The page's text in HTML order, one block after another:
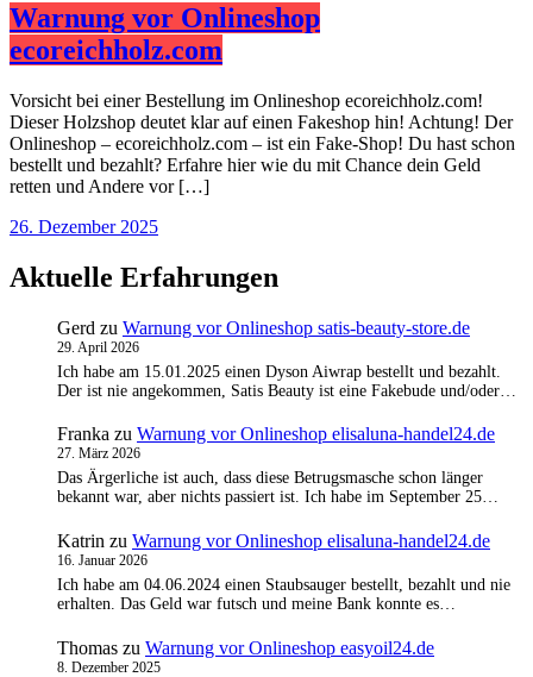
Warnung vor Onlineshop
ecoreichholz.com
Vorsicht bei einer Bestellung im Onlineshop ecoreichholz.com!
Dieser Holzshop deutet klar auf einen Fakeshop hin! Achtung! Der
Onlineshop – ecoreichholz.com – ist ein Fake-Shop! Du hast schon
bestellt und bezahlt? Erfahre hier wie du mit Chance dein Geld
retten und Andere vor […]
26. Dezember 2025
Aktuelle Erfahrungen
Gerd zu Warnung vor Onlineshop satis-beauty-store.de
29. April 2026
Ich habe am 15.01.2025 einen Dyson Aiwrap bestellt und bezahlt.
Der ist nie angekommen, Satis Beauty ist eine Fakebude und/oder…
Franka zu Warnung vor Onlineshop elisaluna-handel24.de
27. März 2026
Das Ärgerliche ist auch, dass diese Betrugsmasche schon länger
bekannt war, aber nichts passiert ist. Ich habe im September 25…
Katrin zu Warnung vor Onlineshop elisaluna-handel24.de
16. Januar 2026
Ich habe am 04.06.2024 einen Staubsauger bestellt, bezahlt und nie
erhalten. Das Geld war futsch und meine Bank konnte es…
Thomas zu Warnung vor Onlineshop easyoil24.de
8. Dezember 2025